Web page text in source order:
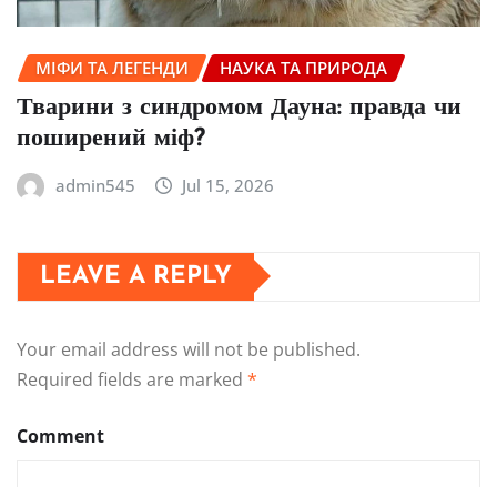
МІФИ ТА ЛЕГЕНДИ НАУКА ТА ПРИРОДА
Тварини з синдромом Дауна: правда чи
поширений міф?
admin545 Jul 15, 2026
LEAVE A REPLY
Your email address will not be published.
Required fields are marked *
Comment